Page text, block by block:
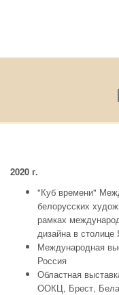
2020 г.
"Куб времени"
белорусских
рамках
дизайна в
Международная
Россия
Областная
ООКЦ, Брест,